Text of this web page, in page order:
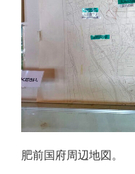
肥前国府周辺地図。